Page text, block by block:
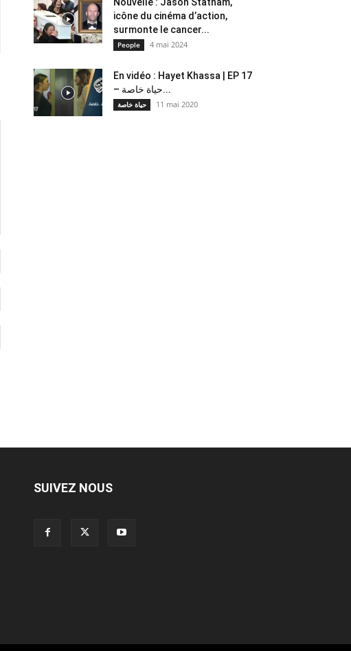
Nouvelle : Jason Statham,
icône du cinéma d’action,
surmonte le cancer...
People 4 mai 2024
En vidéo : Hayet Khassa | EP 17
– حياة خاصة...
حياة خاصة 11 mai 2020
SUIVEZ NOUS